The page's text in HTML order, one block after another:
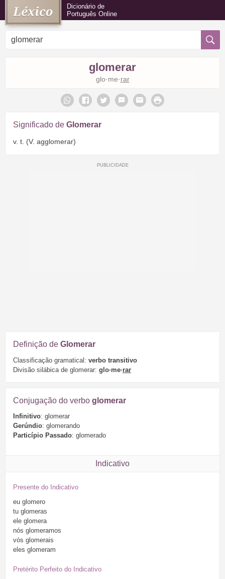
Dicionário de
Português Online
glomerar
glo·me·rar
Significado de Glomerar
v. t. (V. agglomerar)
Definição de Glomerar
Classificação gramatical: verbo transitivo
Divisão silábica de glomerar: glo·me·rar
Conjugação do verbo glomerar
Infinitivo: glomerar
Gerúndio: glomerando
Particípio Passado: glomerado
Indicativo
Presente do Indicativo
eu glomero
tu glomeras
ele glomera
nós glomeramos
vós glomerais
eles glomeram
Pretérito Perfeito do Indicativo